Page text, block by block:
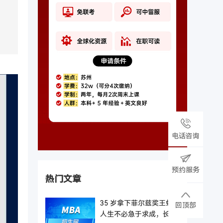
热门文章
35 岁拿下菲尔兹奖王虹！
人生不必急于求成，长期
电话咨询
预约服务
回顶部